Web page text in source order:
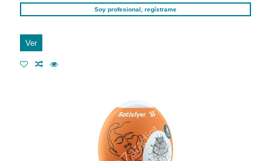
Soy profesional, regístrame
Ver